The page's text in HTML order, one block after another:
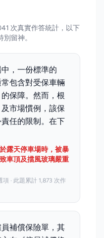
次真實作答統計，以下
留神。
，一份標準的
常包含對受保車輛
的保障。然而，根
市場慣例，該保
任的限制。在下
露天停車場時，被暴
車頂及擋風玻璃嚴重
· 此題累計 1,873 次作
補償保險單，其